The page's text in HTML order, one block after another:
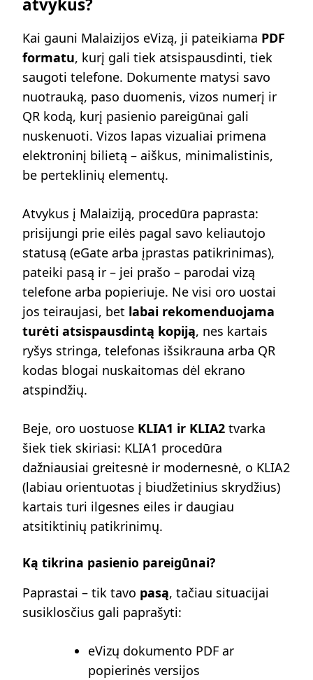
atvykus?
Kai gauni Malaizijos eVizą, ji pateikiama PDF
formatu, kurį gali tiek atsispausdinti, tiek
saugoti telefone. Dokumente matysi savo
nuotrauką, paso duomenis, vizos numerį ir
QR kodą, kurį pasienio pareigūnai gali
nuskenuoti. Vizos lapas vizualiai primena
elektroninį bilietą – aiškus, minimalistinis,
be perteklinių elementų.
Atvykus į Malaiziją, procedūra paprasta:
prisijungi prie eilės pagal savo keliautojo
statusą (eGate arba įprastas patikrinimas),
pateiki pasą ir – jei prašo – parodai vizą
telefone arba popieriuje. Ne visi oro uostai
jos teiraujasi, bet labai rekomenduojama
turėti atsispausdintą kopiją, nes kartais
ryšys stringa, telefonas išsikrauna arba QR
kodas blogai nuskaitomas dėl ekrano
atspindžių.
Beje, oro uostuose KLIA1 ir KLIA2 tvarka
šiek tiek skiriasi: KLIA1 procedūra
dažniausiai greitesnė ir modernesnė, o KLIA2
(labiau orientuotas į biudžetinius skrydžius)
kartais turi ilgesnes eiles ir daugiau
atsitiktinių patikrinimų.
Ką tikrina pasienio pareigūnai?
Paprastai – tik tavo pasą, tačiau situacijai
susiklosčius gali paprašyti:
eVizų dokumento PDF ar
popierinės versijos